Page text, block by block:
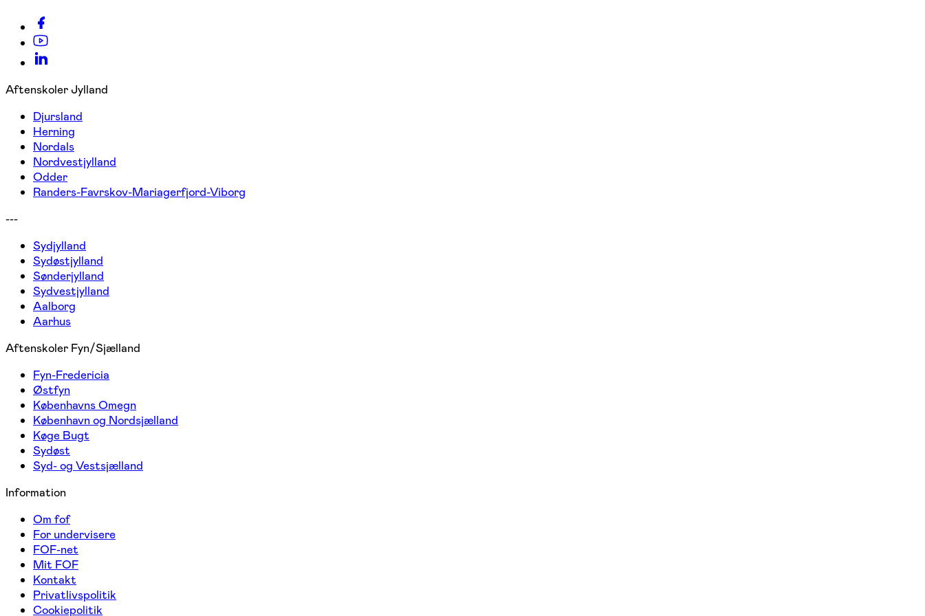
Aftenskoler Jylland
Djursland
Herning
Nordals
Nordvestjylland
Odder
Randers-Favrskov-Mariagerfjord-Viborg
---
Sydjylland
Sydøstjylland
Sønderjylland
Sydvestjylland
Aalborg
Aarhus
Aftenskoler Fyn/Sjælland
Fyn-Fredericia
Østfyn
Københavns Omegn
København og Nordsjælland
Køge Bugt
Sydøst
Syd- og Vestsjælland
Information
Om fof
For undervisere
FOF-net
Mit FOF
Kontakt
Privatlivspolitik
Cookiepolitik